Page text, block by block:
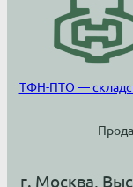
ТФН-ПТО —
г. Москва,